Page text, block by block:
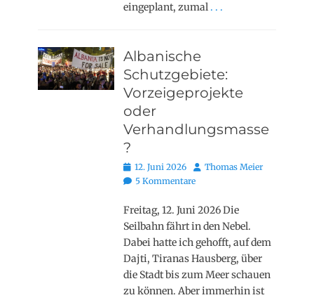
eingeplant, zumal . . .
Albanische
Schutzgebiete:
Vorzeigeprojekte
oder
Verhandlungsmasse
?
Posted
on
12. Juni 2026 AutorThomas Meier
5 Kommentare
Freitag, 12. Juni 2026 Die
Seilbahn fährt in den Nebel.
Dabei hatte ich gehofft, auf dem
Dajti, Tiranas Hausberg, über
die Stadt bis zum Meer schauen
zu können. Aber immerhin ist